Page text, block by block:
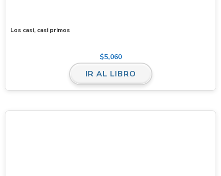
Los casi, casi primos
$5,060
IR AL LIBRO